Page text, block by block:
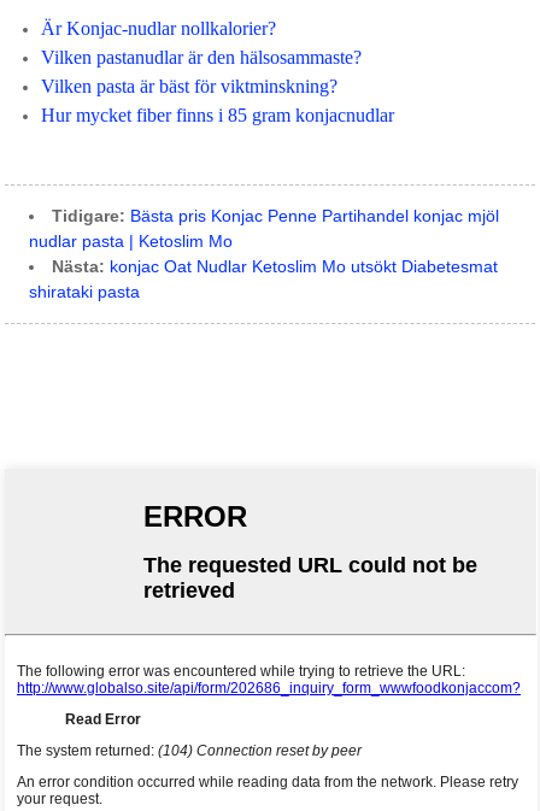
Är Konjac-nudlar nollkalorier?
Vilken pastanudlar är den hälsosammaste?
Vilken pasta är bäst för viktminskning?
Hur mycket fiber finns i 85 gram konjacnudlar
Tidigare: Bästa pris Konjac Penne Partihandel konjac mjöl
nudlar pasta | Ketoslim Mo
Nästa: konjac Oat Nudlar Ketoslim Mo utsökt Diabetesmat
shirataki pasta